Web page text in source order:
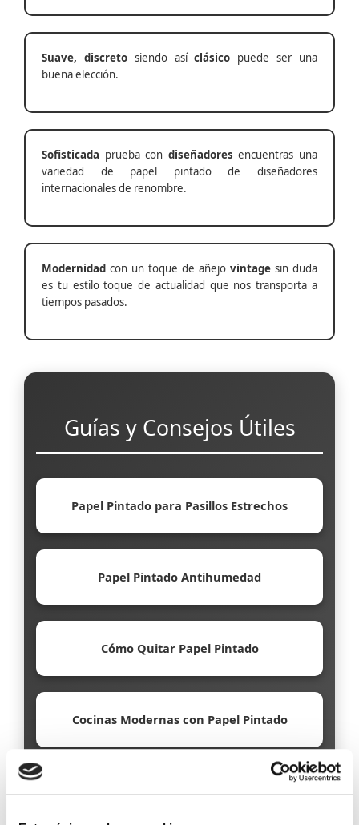
Suave, discretosiendo asíclásico puede ser una
buena elección.
Sofisticada prueba con diseñadores encuentras una
variedad de papel pintado de diseñadores
internacionales de renombre.
Modernidad con un toque de añejo vintage sin duda
es tu estilo toque de actualidad que nos transporta a
tiempos pasados.
Guías y Consejos Útiles
Papel Pintado para Pasillos Estrechos
Papel Pintado Antihumedad
Cómo Quitar Papel Pintado
Cocinas Modernas con Papel Pintado
Papel Pintado Ecológico